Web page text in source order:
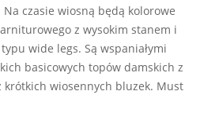
czasie wiosną będą kolorowe
z wysokim stanem i
wide legs. Są wspaniałymi
basicowych topów damskich z
krótkich wiosennych bluzek. Must